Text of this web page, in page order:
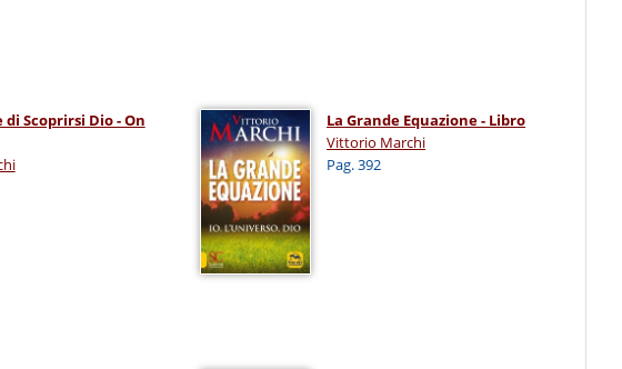
di Scoprirsi Dio - On
La Grande Equazione - Libro
Vittorio Marchi
Pag. 392